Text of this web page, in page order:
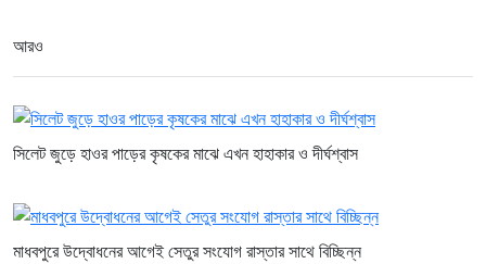
আরও
সিলেট জুড়ে হাওর পাড়ের কৃষকের মাঝে এখন হাহাকার ও দীর্ঘশ্বাস
মাধবপুরে উদ্বোধনের আগেই সেতুর সংযোগ রাস্তার সাথে বিচ্ছিন্ন